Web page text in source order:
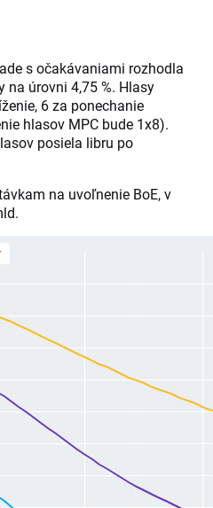
s očakávaniami rozhodla
na úrovni 4,75 %. Hlasy
6 za ponechanie
hlasov MPC bude 1x8).
posiela libru po
na uvoľnenie BoE, v